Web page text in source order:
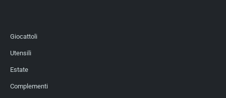
Giocattoli
Utensili
Estate
Complementi